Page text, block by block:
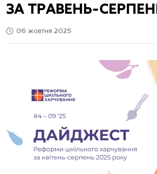
ЗА ТРАВЕНЬ-
06 жовтня 2025